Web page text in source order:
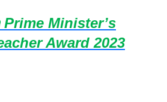
Prime Minister’s
Award 2023